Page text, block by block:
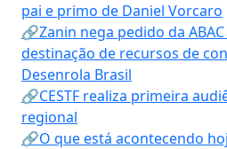
pai e primo de Daniel Vorcaro
🔗Zanin nega pedido da
destinação de recursos de
Desenrola Brasil
🔗CESTF realiza primeira
regional
🔗O que está acontecendo